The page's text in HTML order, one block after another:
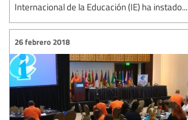
Internacional de la Educación (IE) ha instado...
26 febrero 2018